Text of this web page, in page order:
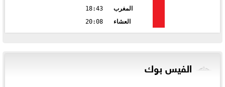
المغرب
18:43
العشاء
20:08
الفيس بوك